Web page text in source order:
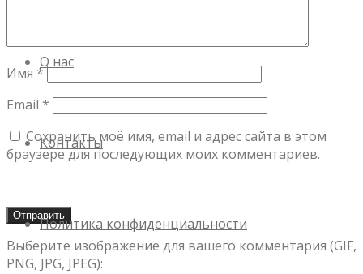
О нас
Контакты
Политика конфиденциальности
Имя *
Email *
Сохранить моё имя, email и адрес сайта в этом
браузере для последующих моих комментариев.
Выберите изображение для вашего комментария (GIF,
PNG, JPG, JPEG):